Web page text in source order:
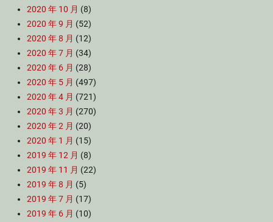
2020 年 10 月 (8)
2020 年 9 月 (52)
2020 年 8 月 (12)
2020 年 7 月 (34)
2020 年 6 月 (28)
2020 年 5 月 (497)
2020 年 4 月 (721)
2020 年 3 月 (270)
2020 年 2 月 (20)
2020 年 1 月 (15)
2019 年 12 月 (8)
2019 年 11 月 (22)
2019 年 8 月 (5)
2019 年 7 月 (17)
2019 年 6 月 (10)